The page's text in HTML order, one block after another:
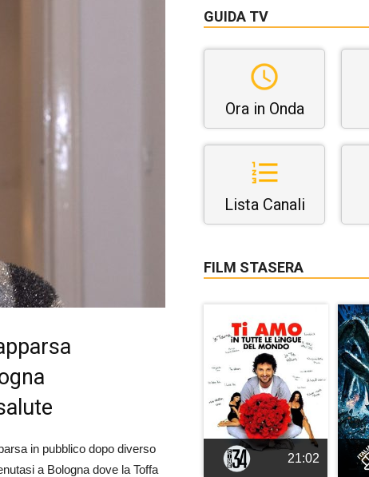
in pubblico dopo diverso
a Bologna dove la Toffa
GUIDA TV
Ora in Onda
Lista Canali
FILM STASERA
21:02